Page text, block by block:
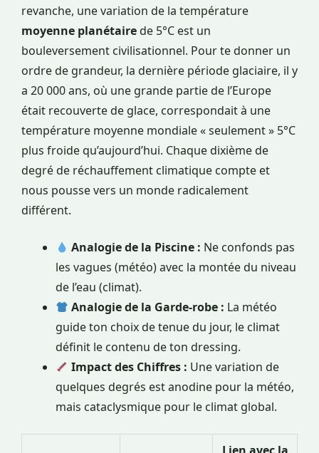
revanche, une variation de la température
moyenne planétairede 5°C est un
bouleversement civilisationnel. Pour te donner un
ordre de grandeur, la dernière période glaciaire, il y
a 20 000 ans, où une grande partie de l’Europe
était recouverte de glace, correspondait à une
température moyenne mondiale « seulement » 5°C
plus froide qu’aujourd’hui. Chaque dixième de
degré de réchauffement climatique compte et
nous pousse vers un monde radicalement
différent.
Analogie de la Piscine : Ne confonds pas
les vagues (météo) avec la montée du niveau
de l’eau (climat).
Analogie de la Garde-robe : La météo
guide ton choix de tenue du jour, le climat
définit le contenu de ton dressing.
Impact des Chiffres : Une variation de
quelques degrés est anodine pour la météo,
mais cataclysmique pour le climat global.